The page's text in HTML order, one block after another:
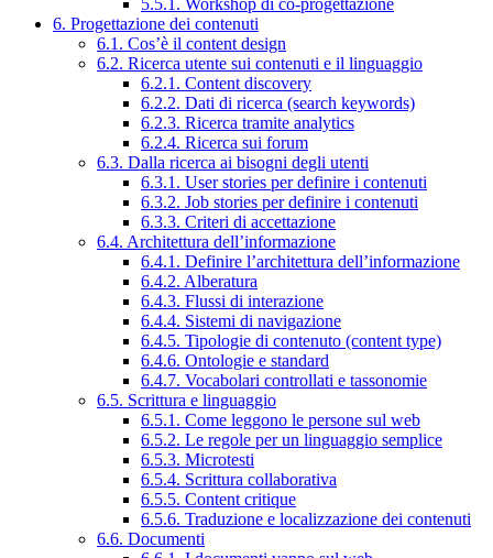
5.5.1. Workshop di co-progettazione
6. Progettazione dei contenuti
6.1. Cos’è il content design
6.2. Ricerca utente sui contenuti e il linguaggio
6.2.1. Content discovery
6.2.2. Dati di ricerca (search keywords)
6.2.3. Ricerca tramite analytics
6.2.4. Ricerca sui forum
6.3. Dalla ricerca ai bisogni degli utenti
6.3.1. User stories per definire i contenuti
6.3.2. Job stories per definire i contenuti
6.3.3. Criteri di accettazione
6.4. Architettura dell’informazione
6.4.1. Definire l’architettura dell’informazione
6.4.2. Alberatura
6.4.3. Flussi di interazione
6.4.4. Sistemi di navigazione
6.4.5. Tipologie di contenuto (content type)
6.4.6. Ontologie e standard
6.4.7. Vocabolari controllati e tassonomie
6.5. Scrittura e linguaggio
6.5.1. Come leggono le persone sul web
6.5.2. Le regole per un linguaggio semplice
6.5.3. Microtesti
6.5.4. Scrittura collaborativa
6.5.5. Content critique
6.5.6. Traduzione e localizzazione dei contenuti
6.6. Documenti